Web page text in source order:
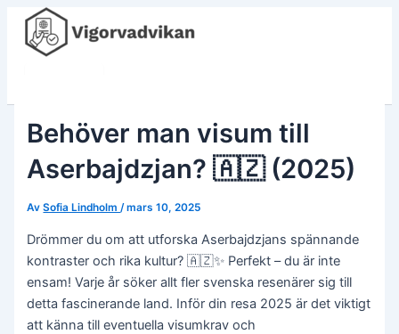
Hoppa
innehåll
Behöver man visum till
Aserbajdzjan? 🇦🇿 (2025)
Av Sofia Lindholm/mars 10, 2025
Drömmer du om att utforska Aserbajdzjans spännande
kontraster och rika kultur? 🇦🇿✨ Perfekt – du är inte
ensam! Varje år söker allt fler svenska resenärer sig till
detta fascinerande land. Inför din resa 2025 är det viktigt
att känna till eventuella visumkrav och